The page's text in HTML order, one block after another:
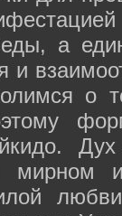
а
и
о